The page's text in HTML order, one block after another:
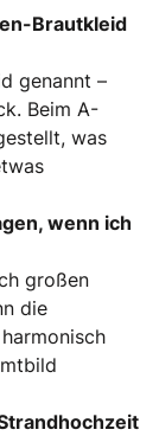
Brautkleid
genannt –
Beim A-
was
wenn ich
großen
die